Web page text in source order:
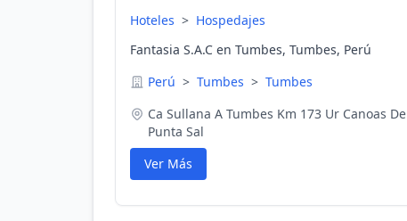
Hoteles > Hospedajes
Fantasia S.A.C en Tumbes, Tumbes, Perú
Perú > Tumbes > Tumbes
Ca Sullana A Tumbes Km 173 Ur Canoas De
Punta Sal
Ver Más